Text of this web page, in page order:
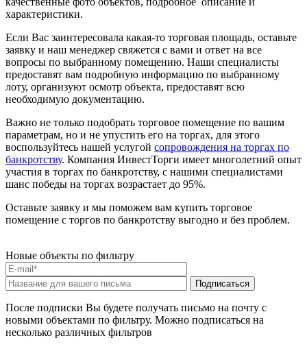
характеристики.
Если Вас заинтересовала какая-то торговая площадь, оставьте
заявку и наш менеджер свяжется с вами и ответ на все
вопросы по выбранному помещению. Наши специалисты
предоставят вам подробную информацию по выбранному
лоту, организуют осмотр объекта, предоставят всю
необходимую документацию.
Важно не только подобрать торговое помещение по вашим
параметрам, но и не упустить его на торгах, для этого
воспользуйтесь нашей услугой сопровождения на торгах по
банкротству. Компания ИнвестТорги имеет многолетний опыт
участия в торгах по банкротству, с нашими специалистами
шанс победы на торгах возрастает до 95%.
Оставьте заявку и мы поможем вам купить торговое
помещение с торгов по банкротству выгодно и без проблем.
Новые объекты по фильтру
После подписки Вы будете получать письмо на почту с
новыми объектами по фильтру. Можно подписаться на
несколько различных фильтров